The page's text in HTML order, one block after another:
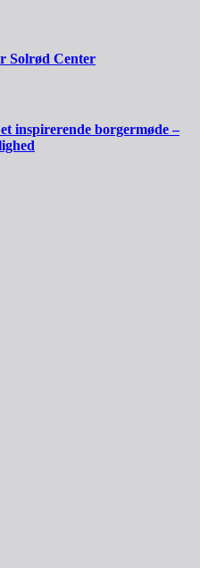
Solrød Center
inspirerende borgermøde –